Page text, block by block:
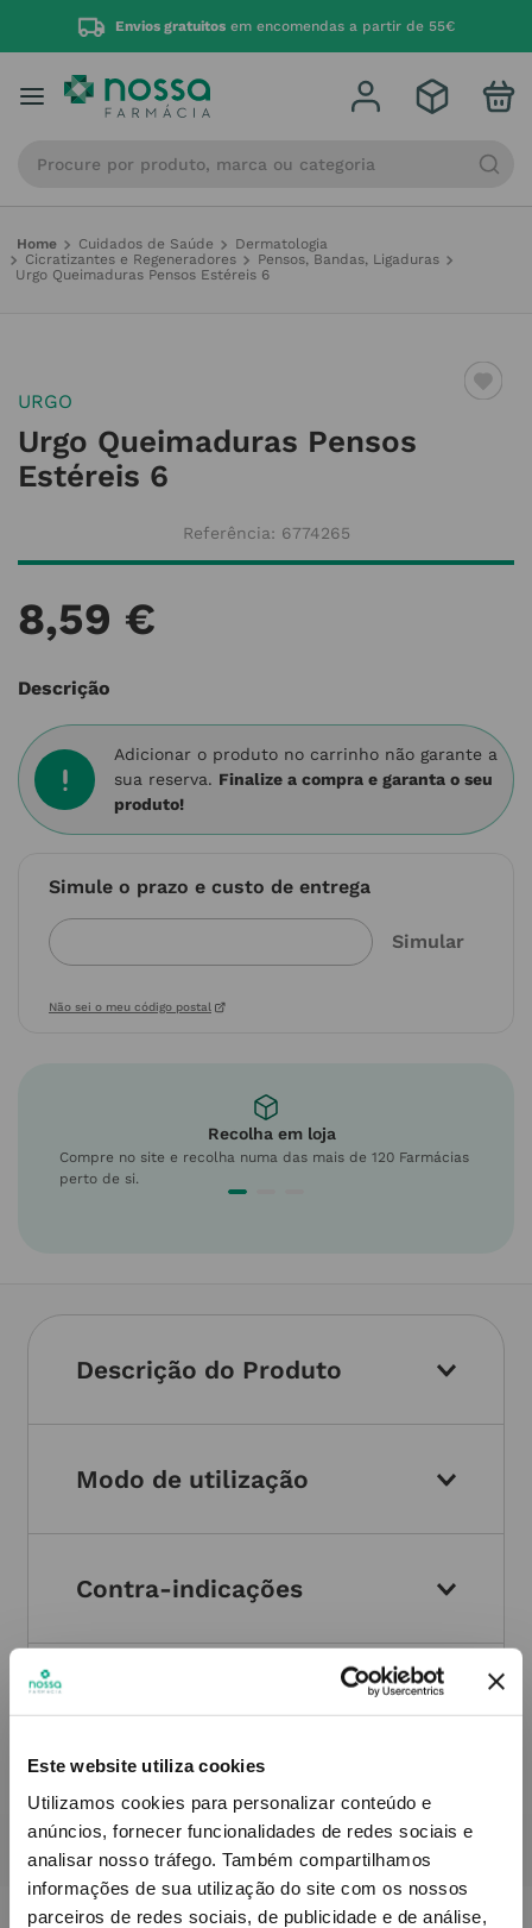
Este website utiliza cookies
Utilizamos cookies para personalizar conteúdo e
anúncios, fornecer funcionalidades de redes sociais e
analisar nosso tráfego. Também compartilhamos
informações de sua utilização do site com os nossos
parceiros de redes sociais, de publicidade e de análise,
Envios gratuitos em encomendas a partir de 55€
Cuidados de Saúde
Dermatologia
Cicratizantes e Regeneradores
Pensos, Bandas, Ligaduras
Urgo Queimaduras Pensos Estéreis 6
URGO
Urgo Queimaduras Pensos
Estéreis 6
Referência: 6774265
8,59 €
Descrição
Adicionar o produto no carrinho não garante a
sua reserva. Finalize a compra e garanta o seu
produto!
Simule o prazo e custo de entrega
Não sei o meu código postal
Recolha em loja
Compre no site e recolha numa das mais de 120 Farmácias
perto de si.
Descrição do Produto
Modo de utilização
Contra-indicações
PODERÁ TAMBÉM GOSTAR